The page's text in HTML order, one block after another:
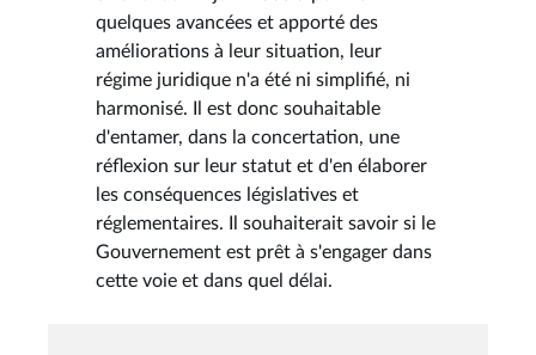
quelques avancées et apporté des
améliorations à leur situation, leur
régime juridique n'a été ni simplifié, ni
harmonisé. Il est donc souhaitable
d'entamer, dans la concertation, une
réflexion sur leur statut et d'en élaborer
les conséquences législatives et
réglementaires. Il souhaiterait savoir si le
Gouvernement est prêt à s'engager dans
cette voie et dans quel délai.